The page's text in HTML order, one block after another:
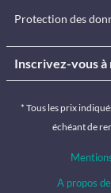
Protection des
Inscrivez-vous
* Tous les prix
échéant de
A propos